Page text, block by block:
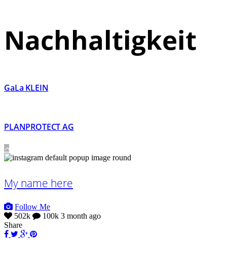
Nachhaltigkeit
GaLa KLEIN
PLANPROTECT AG
My name here
Follow Me
502k
100k 3 month ago
Share